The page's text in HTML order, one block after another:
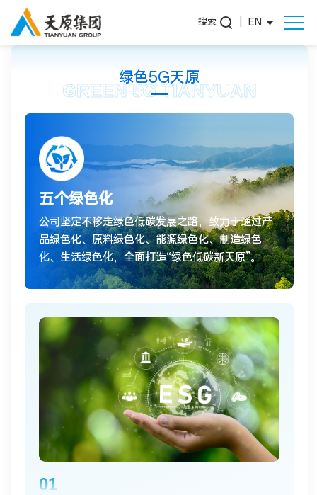
搜索 EN
GREEN 5G TIANYUAN
绿色5G天原
五个绿色化
公司坚定不移走绿色低碳发展之路，致力于通过产
品绿色化、原料绿色化、能源绿色化、制造绿色
化、生活绿色化，全面打造“绿色低碳新天原”。
01